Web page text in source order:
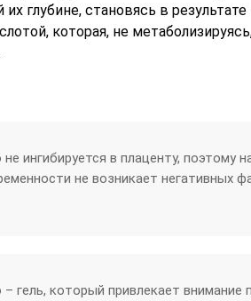
глубине, становясь в
которая, не
ингибируется в плаценту, поэтому
не возникает негативных
гель, который привлекает внимание